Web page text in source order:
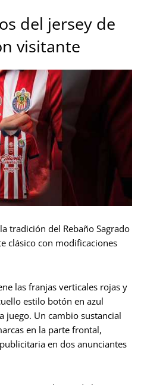
del jersey de
visitante
tradición del Rebaño Sagrado
clásico con modificaciones
las franjas verticales rojas y
estilo botón en azul
juego. Un cambio sustancial
en la parte frontal,
en dos anunciantes